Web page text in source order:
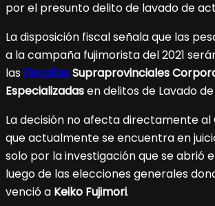
por el presunto delito de lavado de
La disposición fiscal señala que las
a la campaña fujimorista del 2021
las FiscalíasSupraprovinciales
Especializadasen delitos de Lavado
La decisión no afecta directamente al
que actualmente se encuentra en
solo por la investigación que se abrió
luego de las elecciones generales
venció a Keiko Fujimori.